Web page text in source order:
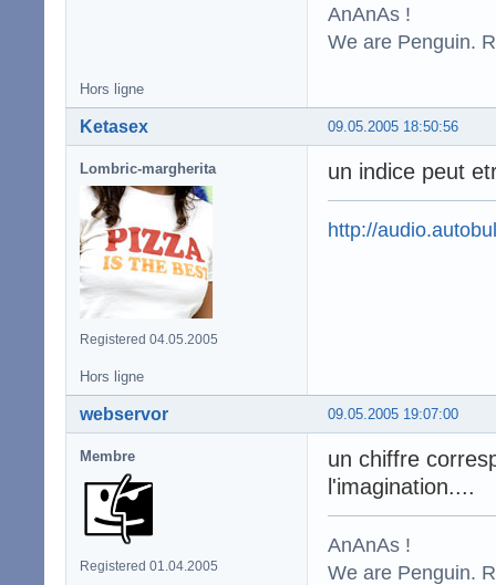
AnAnAs !
We are Penguin.
Hors ligne
09.05.2005 18:50:56
Ketasex
Lombric-margherita
Registered 04.05.2005
un indice peut
http://
Hors ligne
09.05.2005 19:07:00
webservor
Membre
Registered 01.04.2005
un chiffre
l'imagination....
AnAnAs !
We are Penguin.